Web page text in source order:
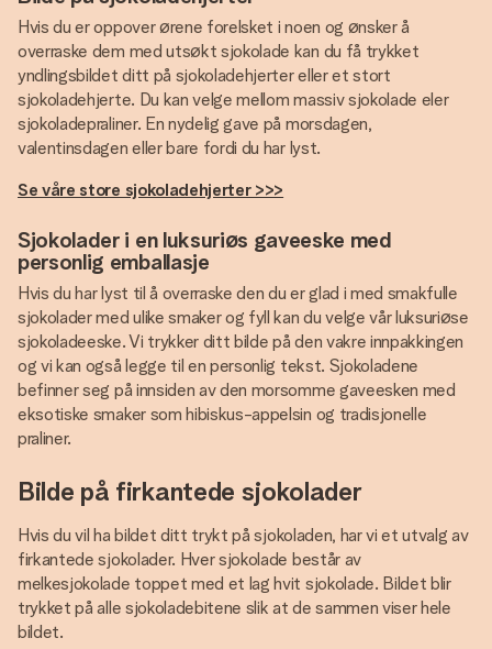
Hvis du er oppover ørene forelsket i noen og ønsker å
overraske dem med utsøkt sjokolade kan du få trykket
yndlingsbildet ditt på sjokoladehjerter eller et stort
sjokoladehjerte. Du kan velge mellom massiv sjokolade eler
sjokoladepraliner. En nydelig gave på morsdagen,
valentinsdagen eller bare fordi du har lyst.
Se våre store sjokoladehjerter >>>
Sjokolader i en luksuriøs gaveeske med
personlig emballasje
Hvis du har lyst til å overraske den du er glad i med smakfulle
sjokolader med ulike smaker og fyll kan du velge vår luksuriøse
sjokoladeeske. Vi trykker ditt bilde på den vakre innpakkingen
og vi kan også legge til en personlig tekst. Sjokoladene
befinner seg på innsiden av den morsomme gaveesken med
eksotiske smaker som hibiskus-appelsin og tradisjonelle
praliner.
Bilde på firkantede sjokolader
Hvis du vil ha bildet ditt trykt på sjokoladen, har vi et utvalg av
firkantede sjokolader. Hver sjokolade består av
melkesjokolade toppet med et lag hvit sjokolade. Bildet blir
trykket på alle sjokoladebitene slik at de sammen viser hele
bildet.